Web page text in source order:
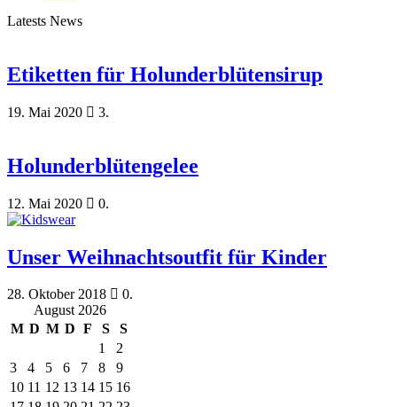
Latests News
Etiketten für Holunderblütensirup
19. Mai 2020 3.
Holunderblütengelee
12. Mai 2020 0.
Unser Weihnachtsoutfit für Kinder
28. Oktober 2018
0.
August 2026
M D M D F S
S
1
2
3
4 5 6 7 8
9
10 11 12 13 14 15 16